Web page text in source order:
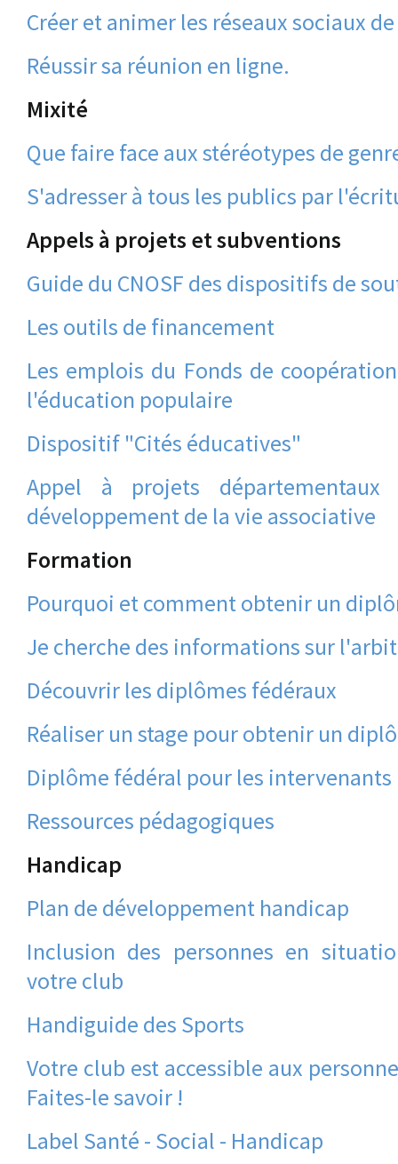
Créer et animer les réseaux sociaux
Réussir sa réunion en ligne.
Mixité
Que faire face aux stéréotypes de
S'adresser à tous les publics par
Appels à projets et subventions
Guide du CNOSF des dispositifs de
Les outils de financement
Les emplois du Fonds de
l'éducation populaire
Dispositif "Cités éducatives"
Appel à projets
développement de la vie associative
Formation
Pourquoi et comment obtenir un
Je cherche des informations sur
Découvrir les diplômes fédéraux
Réaliser un stage pour obtenir un
Diplôme fédéral pour les intervenants
Ressources pédagogiques
Handicap
Plan de développement handicap
Inclusion des personnes en
votre club
Handiguide des Sports
Votre club est accessible aux
Faites-le savoir !
Label Santé - Social - Handicap